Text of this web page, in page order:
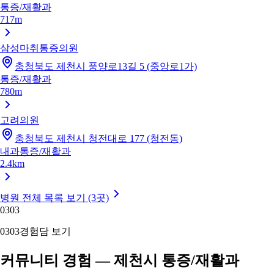
통증/재활과
717m
삼성마취통증의원
충청북도 제천시 풍양로13길 5 (중앙로1가)
통증/재활과
780m
고려의원
충청북도 제천시 청전대로 177 (청전동)
내과통증/재활과
2.4km
병원 전체 목록 보기 (3곳)
0303
0303경험담 보기
커뮤니티 경험 — 제천시 통증/재활과